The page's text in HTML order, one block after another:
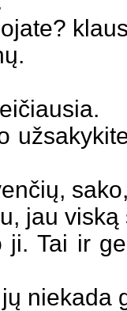
jau viską
ji. Tai ir
niekada